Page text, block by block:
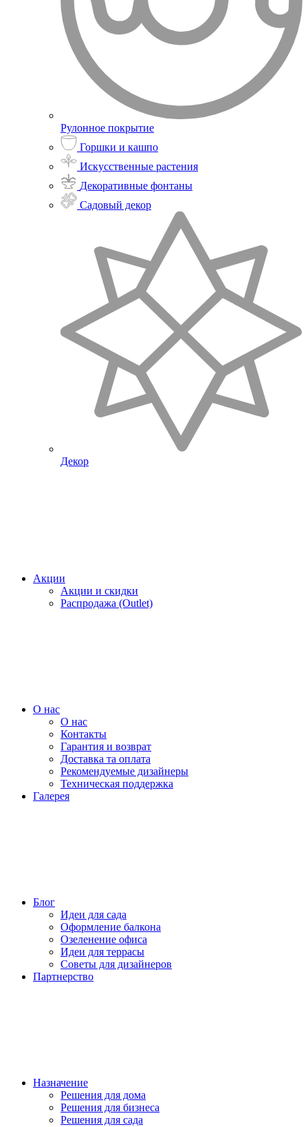
Рулонное покрытие
Горшки и кашпо
Искусственные растения
Декоративные фонтаны
Садовый декор
Декор
Акции
Акции и скидки
Распродажа (Outlet)
О нас
О нас
Контакты
Гарантия и возврат
Доставка та оплата
Рекомендуемые дизайнеры
Техническая поддержка
Галерея
Блог
Идеи для сада
Оформление балкона
Озеленение офиса
Идеи для террасы
Советы для дизайнеров
Партнерство
Назначение
Решения для дома
Решения для бизнеса
Решения для сада